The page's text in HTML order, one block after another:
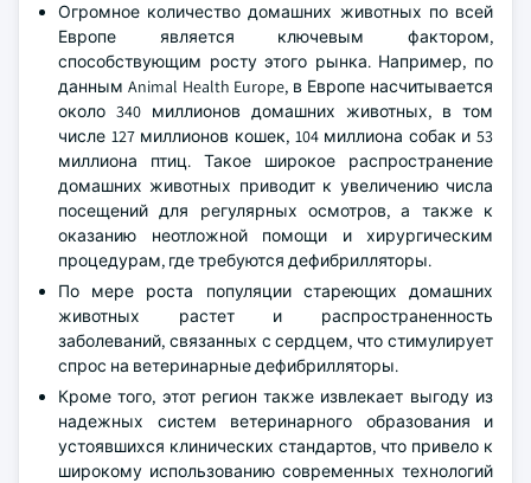
Огромное количество домашних животных по всей
Европе является ключевым фактором,
способствующим росту этого рынка. Например, по
данным Animal Health Europe, в Европе насчитывается
около 340 миллионов домашних животных, в том
числе 127 миллионов кошек, 104 миллиона собак и 53
миллиона птиц. Такое широкое распространение
домашних животных приводит к увеличению числа
посещений для регулярных осмотров, а также к
оказанию неотложной помощи и хирургическим
процедурам, где требуются дефибрилляторы.
По мере роста популяции стареющих домашних
животных растет и распространенность
заболеваний, связанных с сердцем, что стимулирует
спрос на ветеринарные дефибрилляторы.
Кроме того, этот регион также извлекает выгоду из
надежных систем ветеринарного образования и
устоявшихся клинических стандартов, что привело к
широкому использованию современных технологий